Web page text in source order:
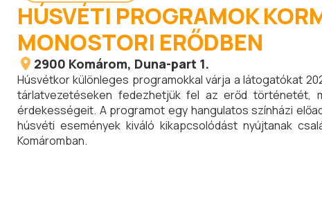
HÚSVÉTI PROGRAMOK
MONOSTORI ERŐDBEN
2900 Komárom, Duna-part 1.
Húsvétkor különleges programokkal várja a látogatókat
tárlatvezetéseken fedezhetjük fel az erőd történetét,
érdekességeit. A programot egy hangulatos színházi
húsvéti események kiváló kikapcsolódást nyújtanak
Komáromban.